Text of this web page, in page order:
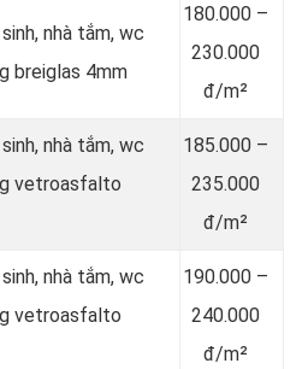
nhà tắm, wc
breiglas 4mm
180.000 –
230.000
đ/m²
nhà tắm, wc
vetroasfalto
185.000 –
235.000
đ/m²
nhà tắm, wc
vetroasfalto
190.000 –
240.000
đ/m²